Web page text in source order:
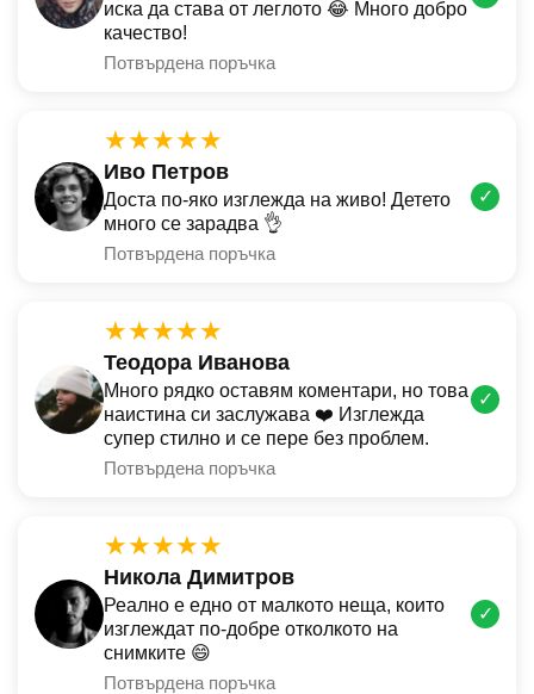
иска да става от леглото 😂 Много добро
качество!
Потвърдена поръчка
★★★★★
Иво Петров
Доста по-яко изглежда на живо! Детето
много се зарадва 👌
Потвърдена поръчка
✓
★★★★★
Теодора Иванова
Много рядко оставям коментари, но това
наистина си заслужава ❤️ Изглежда
супер стилно и се пере без проблем.
Потвърдена поръчка
✓
★★★★★
Никола Димитров
Реално е едно от малкото неща, които
изглеждат по-добре отколкото на
снимките 😄
Потвърдена поръчка
✓